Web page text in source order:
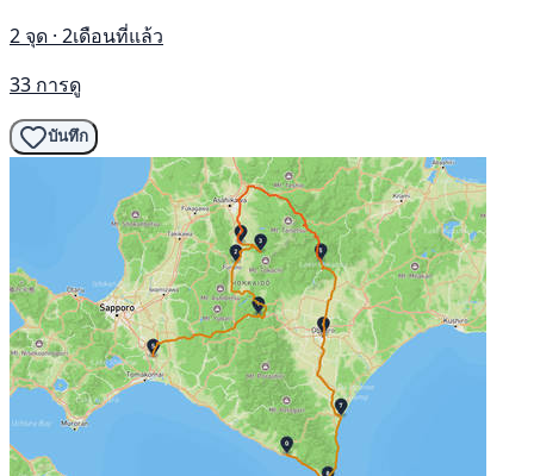
2 จุด · 2เดือนที่แล้ว
33 การดู
บันทึก